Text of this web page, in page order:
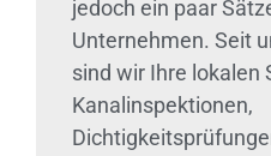
jedoch ein paar
Unternehmen. Seit
sind wir Ihre lokalen
Kanalinspektionen,